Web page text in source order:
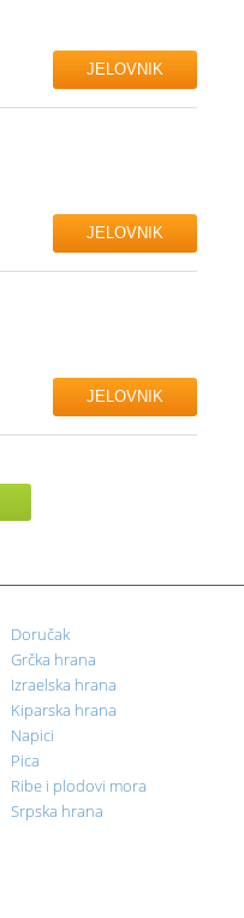
JELOVNIK
JELOVNIK
JELOVNIK
Doručak
Grčka hrana
Izraelska hrana
Kiparska hrana
Napici
Pica
Ribe i plodovi mora
Srpska hrana